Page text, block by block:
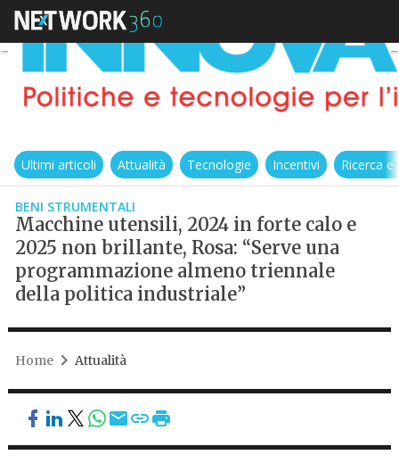
Ultimi articoli Attualità Tecnologie Incentivi Ricerca
BENI STRUMENTALI
Macchine utensili, 2024 in forte calo e
2025 non brillante, Rosa: “Serve una
programmazione almeno triennale
della politica industriale”
Home Attualità